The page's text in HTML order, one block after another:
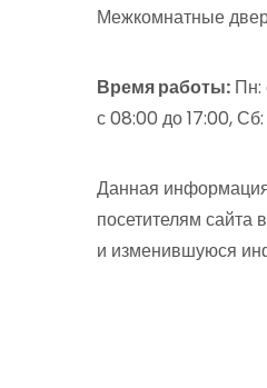
Межкомнатные
Время работы: Пн:
с 08:00 до 17:00,
Данная
посетителям
и изменившуюся